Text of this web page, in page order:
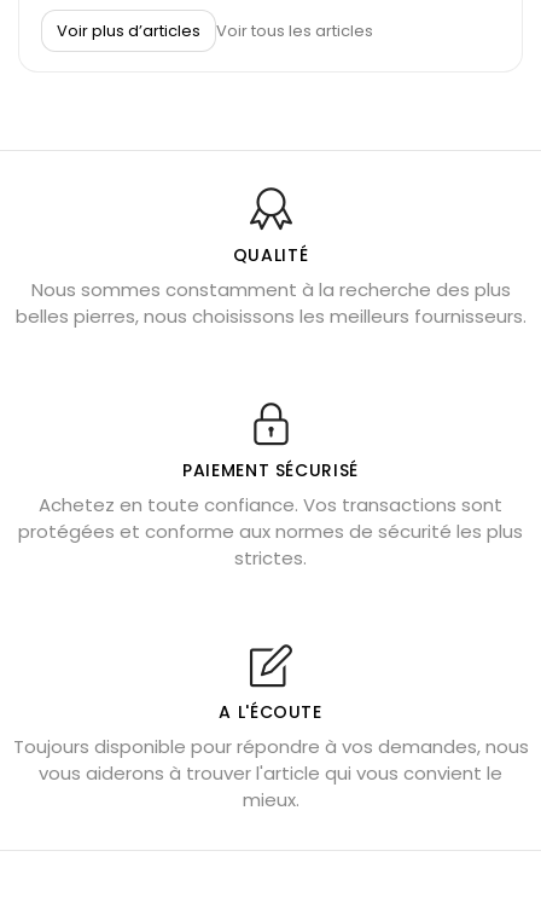
À quel poignet porter un bracelet de pierre
Découvrez le scorpion et ses pierres
Bienfaits de la sélénite – pierre des anges
L’améthyste est-elle faite pour moi ?
Chrysocolle : pierre apaisante
Obsidienne dorée : vertus et signification
Véritable citrine naturelle non chauffée
Où placer la citrine dans la maison
Cornaline : propriétés magiques
Capricorne : quelles pierres choisir
Shungite : purification et protection
Bagues en labradorite argent 925
Lapis lazuli : propriétés et précautions
Citrine : propriétés magiques
Aigue-marine : propriétés et couleurs
Voir plus d’articles Voir tous les articles
QUALITÉ
Nous sommes constamment à la recherche des plus
belles pierres, nous choisissons les meilleurs fournisseurs.
PAIEMENT SÉCURISÉ
Achetez en toute confiance. Vos transactions sont
protégées et conforme aux normes de sécurité les plus
strictes.
A L'ÉCOUTE
Toujours disponible pour répondre à vos demandes, nous
vous aiderons à trouver l'article qui vous convient le
mieux.